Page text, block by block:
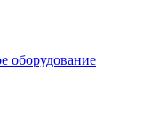
оборудование